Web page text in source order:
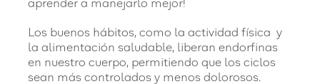
aprender a manejarlo mejor!
Los buenos hábitos, como la actividad física y
la alimentación saludable, liberan endorfinas
en nuestro cuerpo, permitiendo que los ciclos
sean más controlados y menos dolorosos.